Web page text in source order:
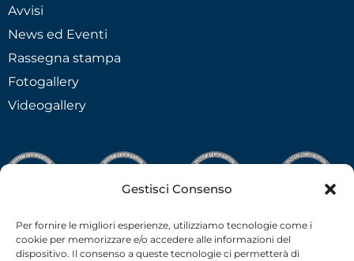
Gestisci Consenso
Per fornire le migliori esperienze, utilizziamo tecnologie come i
cookie per memorizzare e/o accedere alle informazioni del
dispositivo. Il consenso a queste tecnologie ci permetterà di
Avvisi
News ed Eventi
Rassegna stampa
Fotogallery
Videogallery